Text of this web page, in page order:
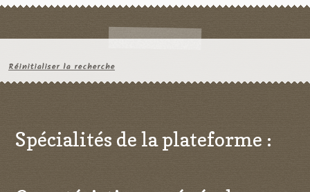
Réinitialiser la recherche
Spécialités de la plateforme :